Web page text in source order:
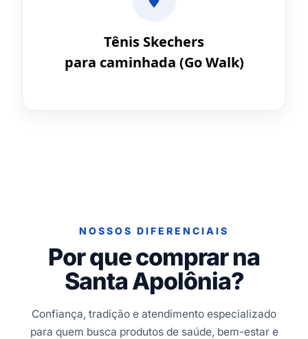
Tênis Skechers
para caminhada (Go Walk)
NOSSOS DIFERENCIAIS
Por que comprar na
Santa Apolônia?
Confiança, tradição e atendimento especializado
para quem busca produtos de saúde, bem-estar e